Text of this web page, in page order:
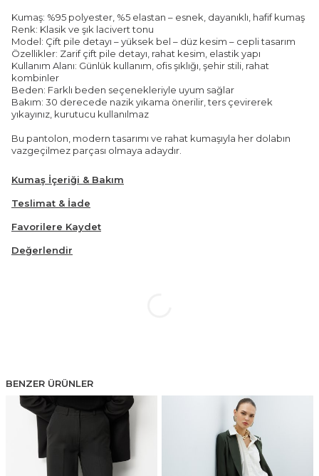
Kumaş: %95 polyester, %5 elastan – esnek, dayanıklı, hafif kumaş
Renk: Klasik ve şık lacivert tonu
Model: Çift pile detayı – yüksek bel – düz kesim – cepli tasarım
Özellikler: Zarif çift pile detayı, rahat kesim, elastik yapı
Kullanım Alanı: Günlük kullanım, ofis şıklığı, şehir stili, rahat
kombinler
Beden: Farklı beden seçenekleriyle uyum sağlar
Bakım: 30 derecede nazik yıkama önerilir, ters çevirerek
yıkayınız, kurutucu kullanılmaz
Bu pantolon, modern tasarımı ve rahat kumaşıyla her dolabın
vazgeçilmez parçası olmaya adaydır.
Kumaş İçeriği & Bakım
Teslimat & İade
Favorilere Kaydet
Değerlendir
BENZER ÜRÜNLER